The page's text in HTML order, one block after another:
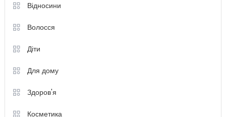
Відносини
Волосся
Діти
Для дому
Здоров'я
Косметика